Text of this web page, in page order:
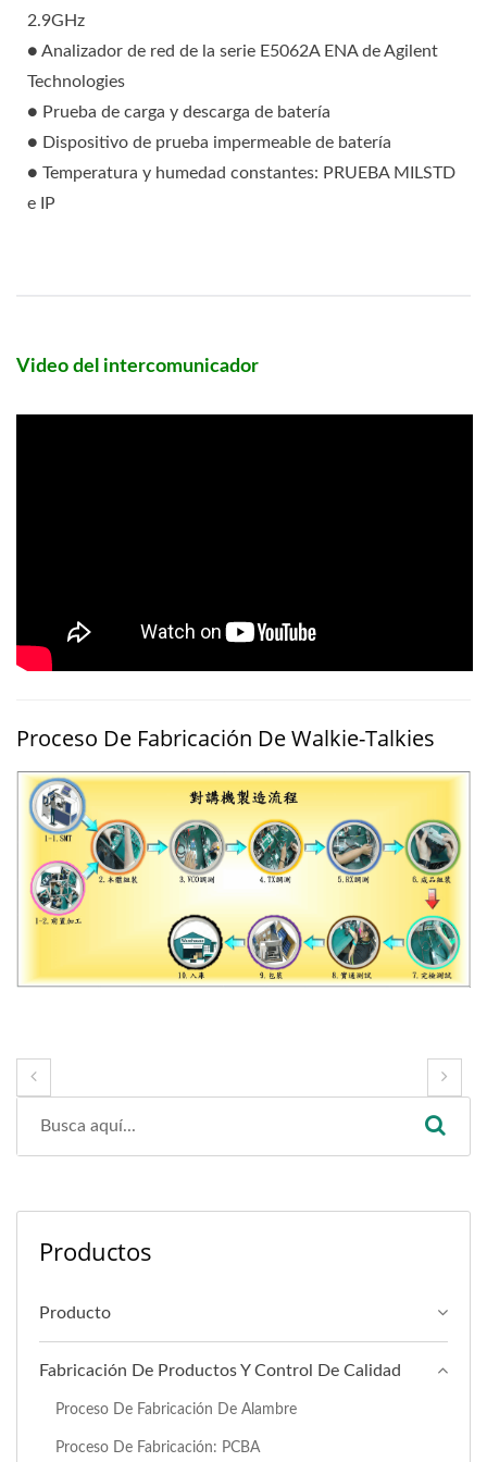
2.9GHz
● Analizador de red de la serie E5062A ENA de Agilent
Technologies
● Prueba de carga y descarga de batería
● Dispositivo de prueba impermeable de batería
● Temperatura y humedad constantes: PRUEBA MILSTD
e IP
Video del intercomunicador
Proceso De Fabricación De Walkie-Talkies
Productos
Producto
Fabricación De Productos Y Control De Calidad
Proceso De Fabricación De Alambre
Proceso De Fabricación: PCBA